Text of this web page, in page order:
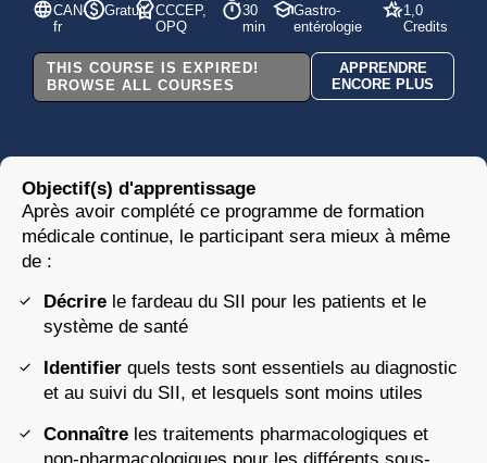
CAN-
fr
Gratuit CCCEP,
OPQ
30
min
Gastro-
entérologie
1,0
Credits
THIS COURSE IS EXPIRED!
BROWSE ALL COURSES
APPRENDRE
ENCORE PLUS
Objectif(s) d'apprentissage
Après avoir complété ce programme de formation
médicale continue, le participant sera mieux à même
de :
Décrire le fardeau du SII pour les patients et le
système de santé
Identifier quels tests sont essentiels au diagnostic
et au suivi du SII, et lesquels sont moins utiles
Connaître les traitements pharmacologiques et